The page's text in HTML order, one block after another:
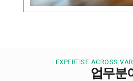
EXPERTISE ACROSS
업무분